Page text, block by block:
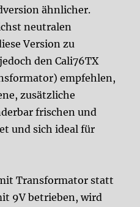
ähnlicher.
neutralen
Version zu
den Cali76TX
empfehlen,
zusätzliche
frischen und
und sich ideal für
Transformator statt
9V betrieben, wird